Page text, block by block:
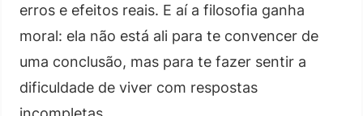
erros e efeitos reais. E aí a filosofia ganha
moral: ela não está ali para te convencer de
uma conclusão, mas para te fazer sentir a
dificuldade de viver com respostas